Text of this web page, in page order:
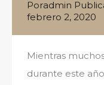
Poradmin
febrero 2, 2020
Mientras
durante este